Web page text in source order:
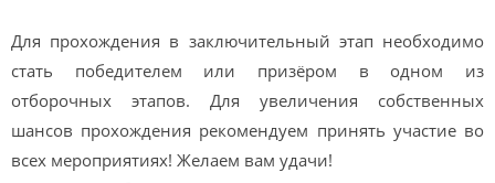
Для прохождения в заключительный этап необходимо
стать победителем или призёром в одном из
отборочных этапов. Для увеличения собственных
шансов прохождения рекомендуем принять участие во
всех мероприятиях! Желаем вам удачи!